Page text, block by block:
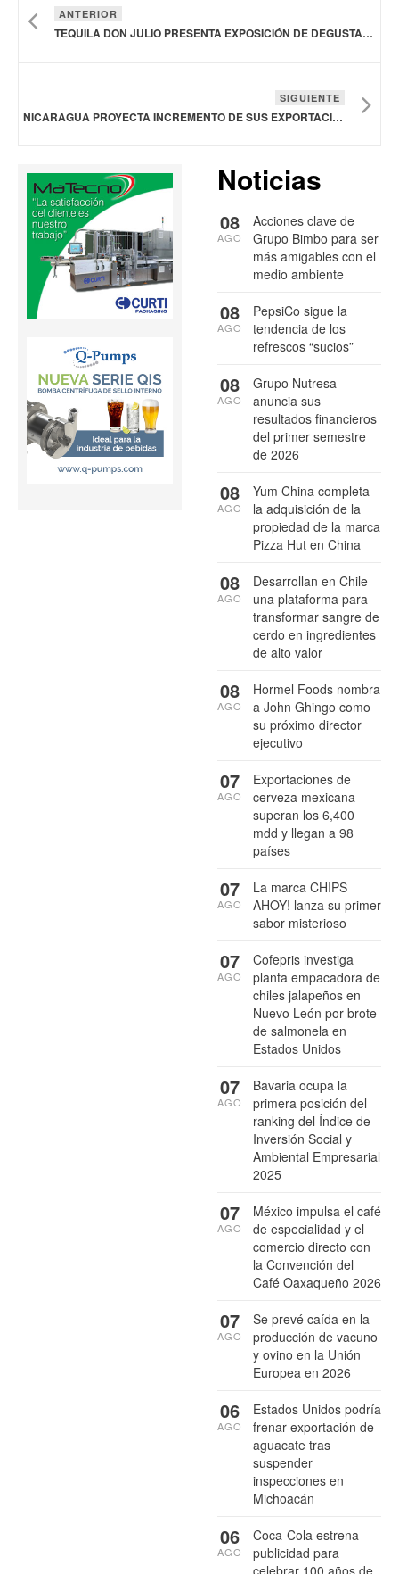
ANTERIOR
TEQUILA DON JULIO PRESENTA EXPOSICIÓN DE DEGUSTACIÓN INMERSIVA
SIGUIENTE
NICARAGUA PROYECTA INCREMENTO DE SUS EXPORTACIONES CÁRNICAS
Noticias
Acciones clave de
Grupo Bimbo para ser
más amigables con el
medio ambiente
08
AGO
PepsiCo sigue la
tendencia de los
refrescos “sucios”
08
AGO
Grupo Nutresa
anuncia sus
resultados financieros
del primer semestre
de 2026
08
AGO
Yum China completa
la adquisición de la
propiedad de la marca
Pizza Hut en China
08
AGO
Desarrollan en Chile
una plataforma para
transformar sangre de
cerdo en ingredientes
de alto valor
08
AGO
Hormel Foods nombra
a John Ghingo como
su próximo director
ejecutivo
08
AGO
Exportaciones de
cerveza mexicana
superan los 6,400
mdd y llegan a 98
países
07
AGO
La marca CHIPS
AHOY! lanza su primer
sabor misterioso
07
AGO
Cofepris investiga
planta empacadora de
chiles jalapeños en
Nuevo León por brote
de salmonela en
Estados Unidos
07
AGO
Bavaria ocupa la
primera posición del
ranking del Índice de
Inversión Social y
Ambiental Empresarial
2025
07
AGO
México impulsa el café
de especialidad y el
comercio directo con
la Convención del
Café Oaxaqueño 2026
07
AGO
Se prevé caída en la
producción de vacuno
y ovino en la Unión
Europea en 2026
07
AGO
Estados Unidos podría
frenar exportación de
aguacate tras
suspender
inspecciones en
Michoacán
06
AGO
Coca-Cola estrena
publicidad para
06
AGO